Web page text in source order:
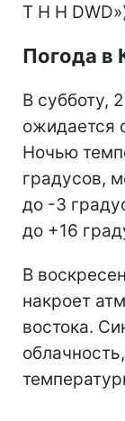
Погода в
В субботу,
ожидается
Ночью
градусов,
до -3
до +16
В
накроет
востока.